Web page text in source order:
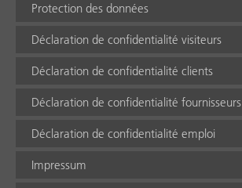
Protection des données
Déclaration de confidentialité visiteurs
Déclaration de confidentialité clients
Déclaration de confidentialité fournisseurs
Déclaration de confidentialité emploi
Impressum